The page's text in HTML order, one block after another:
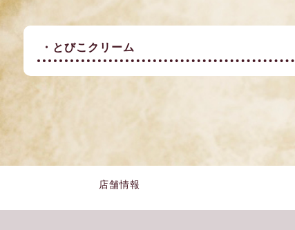
・とびこクリーム
店舗情報